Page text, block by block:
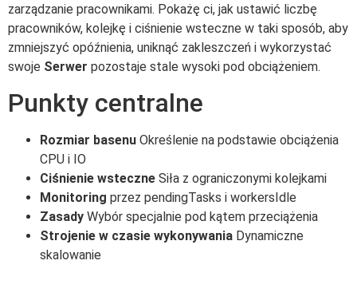
zarządzanie pracownikami. Pokażę ci, jak ustawić liczbę
pracowników, kolejkę i ciśnienie wsteczne w taki sposób, aby
zmniejszyć opóźnienia, uniknąć zakleszczeń i wykorzystać
swoje Serwer pozostaje stale wysoki pod obciążeniem.
Punkty centralne
Rozmiar basenu Określenie na podstawie obciążenia
CPU i IO
Ciśnienie wsteczne Siła z ograniczonymi kolejkami
Monitoring przez pendingTasks i workersIdle
Zasady Wybór specjalnie pod kątem przeciążenia
Strojenie w czasie wykonywania Dynamiczne
skalowanie